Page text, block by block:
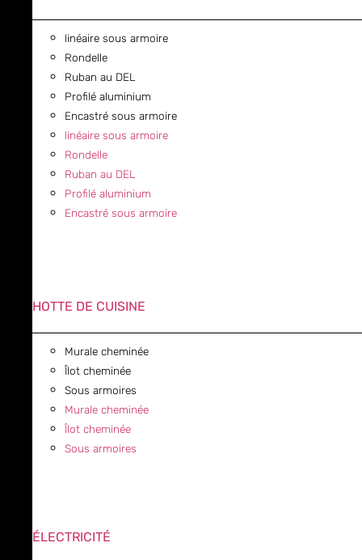
linéaire sous armoire
Rondelle
Ruban au DEL
Profilé aluminium
Encastré sous armoire
linéaire sous armoire
Rondelle
Ruban au DEL
Profilé aluminium
Encastré sous armoire
HOTTE DE CUISINE
Murale cheminée
Îlot cheminée
Sous armoires
Murale cheminée
Îlot cheminée
Sous armoires
ÉLECTRICITÉ